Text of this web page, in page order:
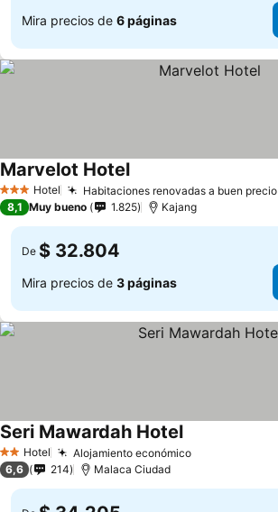
Mira precios de 6 páginas
3 Estrellas
Hotel Habitaciones renovadas a buen precio
Marvelot Hotel
8,1 Muy bueno 1.825 Kajang
De $ 32.804
Mira precios de 3 páginas
2 Estrellas
Hotel Alojamiento económico
Seri Mawardah Hotel
6,6 214 Malaca Ciudad